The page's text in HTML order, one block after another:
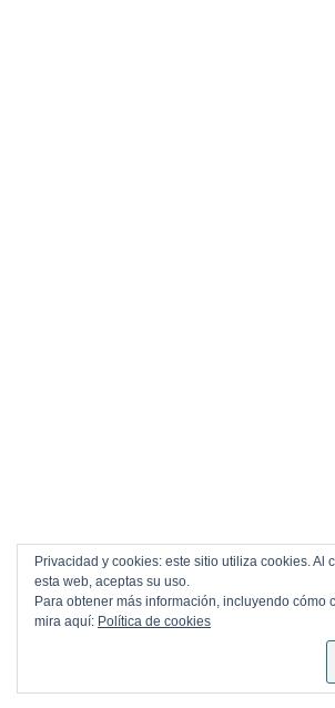
Privacidad y cookies: este sitio utiliza cookies. Al
esta web, aceptas su uso.
Para obtener más información, incluyendo cómo
mira aquí: Política de cookies